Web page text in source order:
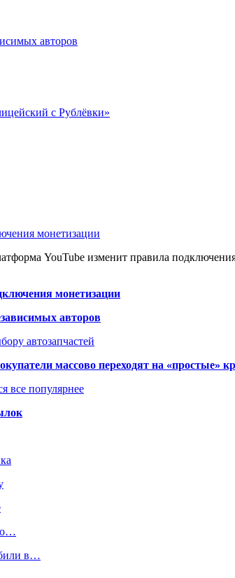
авторов
с Рублёвки»
монетизации
YouTube изменит правила
монетизации
авторов
автозапчастей
массово переходят на «простые»
все популярнее
в…